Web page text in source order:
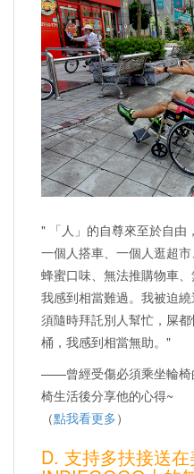
" 「人」的自尊來至於自由
一個人搭車、一個人逛超
蜂蜜口味、無法推購物車
我感到相當難過。我被迫
須隨時拜託別人幫忙，屎
桶，我感到相當無助。"
——曾經受傷必須乘坐輪椅
椅生活後分享他的心得~
（點我看更多）
D. 支持多扶接送